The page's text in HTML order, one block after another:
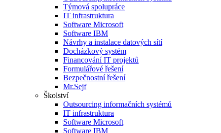
Týmová spolupráce
IT infrastruktura
Software Microsoft
Software IBM
Návrhy a instalace datových sítí
Docházkový systém
Financování IT projektů
Formulářové řešení
Bezpečnostní řešení
Mr.Sejf
Školství
Outsourcing informačních systémů
IT infrastruktura
Software Microsoft
Software IBM